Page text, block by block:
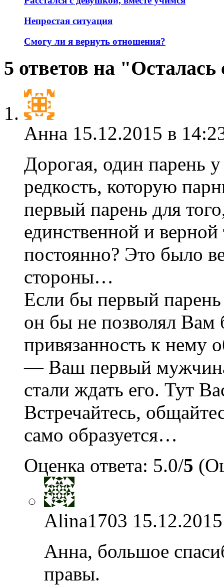
Непростая ситуация
Смогу ли я вернуть отношения?
5 ответов на "Осталась
Анна 15.12.2015 в
Дорогая, один парень
редкость, которую
первый парень для
единственной и
постоянно? Это было
стороны…
Если бы первый
он бы не позволял
привязанность к нему
— Ваш первый
стали ждать его. Тут
Встречайтесь,
само образуется…
Оценка ответа: 5.0/5
Alina1703
Анна, большое
правы.